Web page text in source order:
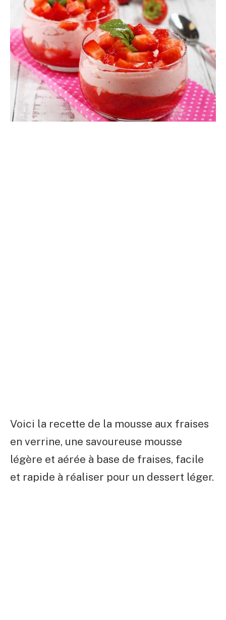
Voici la recette de la mousse aux fraises
en verrine, une savoureuse mousse
légère et aérée à base de fraises, facile
et rapide à réaliser pour un dessert léger.